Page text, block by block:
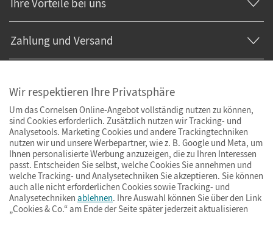
Zahlung und Versand
ImpressumAGBDatenschutzBarrierefreiheitCookies & Co.
Wir respektieren Ihre Privatsphäre
Um das Cornelsen Online-Angebot vollständig nutzen zu können,
sind Cookies erforderlich. Zusätzlich nutzen wir Tracking- und
Analysetools. Marketing Cookies und andere Trackingtechniken
nutzen wir und unsere Werbepartner, wie z. B. Google und Meta, um
Ihnen personalisierte Werbung anzuzeigen, die zu Ihren Interessen
passt. Entscheiden Sie selbst, welche Cookies Sie annehmen und
welche Tracking- und Analysetechniken Sie akzeptieren. Sie können
auch alle nicht erforderlichen Cookies sowie Tracking- und
Analysetechniken ablehnen. Ihre Auswahl können Sie über den Link
„Cookies & Co.“ am Ende der Seite später jederzeit aktualisieren